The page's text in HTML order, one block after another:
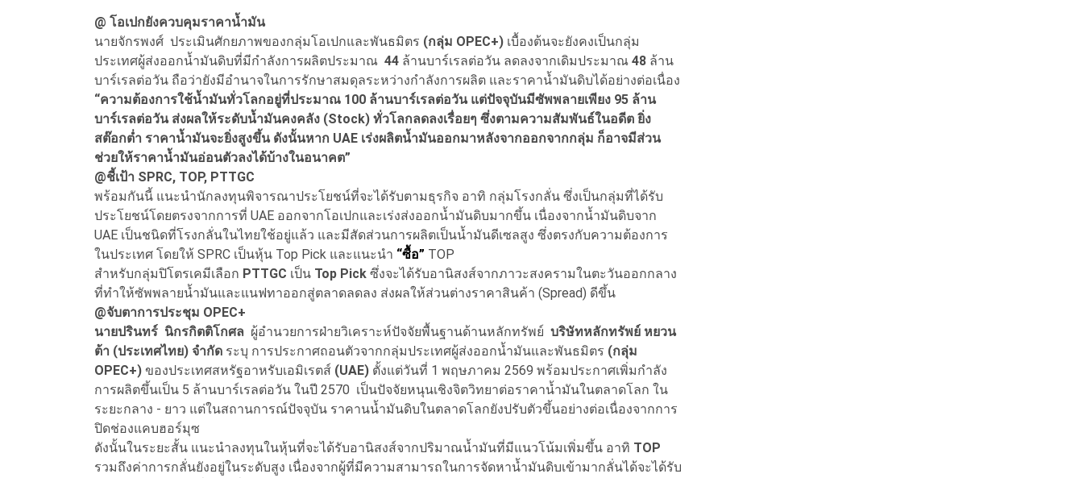
@ โอเปกยังควบคุมราคาน้ำมัน
นายจักรพงศ์ ประเมินศักยภาพของกลุ่มโอเปกและพันธมิตร (กลุ่ม OPEC+) เบื้องต้นจะยังคงเป็นกลุ่ม
ประเทศผู้ส่งออกน้ำมันดิบที่มีกำลังการผลิตประมาณ 44 ล้านบาร์เรลต่อวัน ลดลงจากเดิมประมาณ 48 ล้าน
บาร์เรลต่อวัน ถือว่ายังมีอำนาจในการรักษาสมดุลระหว่างกำลังการผลิต และราคาน้ำมันดิบได้อย่างต่อเนื่อง
“ความต้องการใช้น้ำมันทั่วโลกอยู่ที่ประมาณ 100 ล้านบาร์เรลต่อวัน แต่ปัจจุบันมีซัพพลายเพียง 95 ล้าน
บาร์เรลต่อวัน ส่งผลให้ระดับน้ำมันคงคลัง (Stock) ทั่วโลกลดลงเรื่อยๆ ซึ่งตามความสัมพันธ์ในอดีต ยิ่ง
สต๊อกต่ำ ราคาน้ำมันจะยิ่งสูงขึ้น ดังนั้นหาก UAE เร่งผลิตน้ำมันออกมาหลังจากออกจากกลุ่ม ก็อาจมีส่วน
ช่วยให้ราคาน้ำมันอ่อนตัวลงได้บ้างในอนาคต”
@ชี้เป้า SPRC, TOP, PTTGC
พร้อมกันนี้ แนะนำนักลงทุนพิจารณาประโยชน์ที่จะได้รับตามธุรกิจ อาทิ กลุ่มโรงกลั่น ซึ่งเป็นกลุ่มที่ได้รับ
ประโยชน์โดยตรงจากการที่ UAE ออกจากโอเปกและเร่งส่งออกน้ำมันดิบมากขึ้น เนื่องจากน้ำมันดิบจาก
UAE เป็นชนิดที่โรงกลั่นในไทยใช้อยู่แล้ว และมีสัดส่วนการผลิตเป็นน้ำมันดีเซลสูง ซึ่งตรงกับความต้องการ
ในประเทศ โดยให้ SPRC เป็นหุ้น Top Pick และแนะนำ “ซื้อ” TOP
สำหรับกลุ่มปิโตรเคมีเลือก PTTGC เป็น Top Pick ซึ่งจะได้รับอานิสงส์จากภาวะสงครามในตะวันออกกลาง
ที่ทำให้ซัพพลายน้ำมันและแนฟทาออกสู่ตลาดลดลง ส่งผลให้ส่วนต่างราคาสินค้า (Spread) ดีขึ้น
@จับตาการประชุม OPEC+
นายปรินทร์ นิกรกิตติโกศล ผู้อำนวยการฝ่ายวิเคราะห์ปัจจัยพื้นฐานด้านหลักทรัพย์ บริษัทหลักทรัพย์ หยวน
ต้า (ประเทศไทย) จำกัด ระบุ การประกาศถอนตัวจากกลุ่มประเทศผู้ส่งออกน้ำมันและพันธมิตร (กลุ่ม
OPEC+) ของประเทศสหรัฐอาหรับเอมิเรตส์ (UAE) ตั้งแต่วันที่ 1 พฤษภาคม 2569 พร้อมประกาศเพิ่มกำลัง
การผลิตขึ้นเป็น 5 ล้านบาร์เรลต่อวัน ในปี 2570 เป็นปัจจัยหนุนเชิงจิตวิทยาต่อราคาน้ำมันในตลาดโลก ใน
ระยะกลาง - ยาว แต่ในสถานการณ์ปัจจุบัน ราคานน้ำมันดิบในตลาดโลกยังปรับตัวขึ้นอย่างต่อเนื่องจากการ
ปิดช่องแคบฮอร์มุซ
ดังนั้นในระยะสั้น แนะนำลงทุนในหุ้นที่จะได้รับอานิสงส์จากปริมาณน้ำมันที่มีแนวโน้มเพิ่มขึ้น อาทิ TOP
รวมถึงค่าการกลั่นยังอยู่ในระดับสูง เนื่องจากผู้ที่มีความสามารถในการจัดหาน้ำมันดิบเข้ามากลั่นได้จะได้รับ